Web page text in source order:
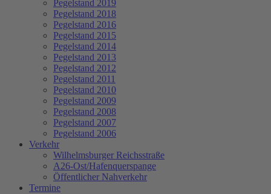
Pegelstand 2019
Pegelstand 2018
Pegelstand 2016
Pegelstand 2015
Pegelstand 2014
Pegelstand 2013
Pegelstand 2012
Pegelstand 2011
Pegelstand 2010
Pegelstand 2009
Pegelstand 2008
Pegelstand 2007
Pegelstand 2006
Verkehr
Wilhelmsburger Reichsstraße
A26-Ost/Hafenquerspange
Öffentlicher Nahverkehr
Termine